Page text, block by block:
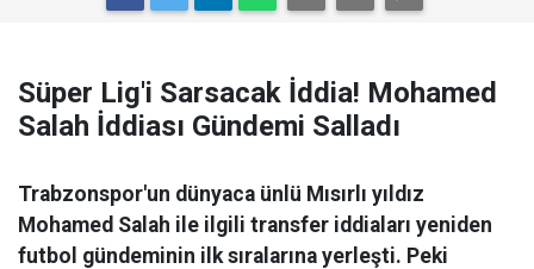
Süper Lig'i Sarsacak İddia! Mohamed
Salah İddiası Gündemi Salladı
Trabzonspor'un dünyaca ünlü Mısırlı yıldız
Mohamed Salah ile ilgili transfer iddiaları yeniden
futbol gündeminin ilk sıralarına yerleşti. Peki